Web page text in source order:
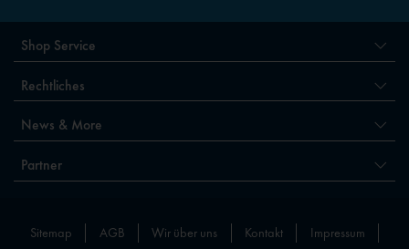
Shop Service
Rechtliches
News & More
Partner
Sitemap AGB Wir über uns Kontakt Impressum